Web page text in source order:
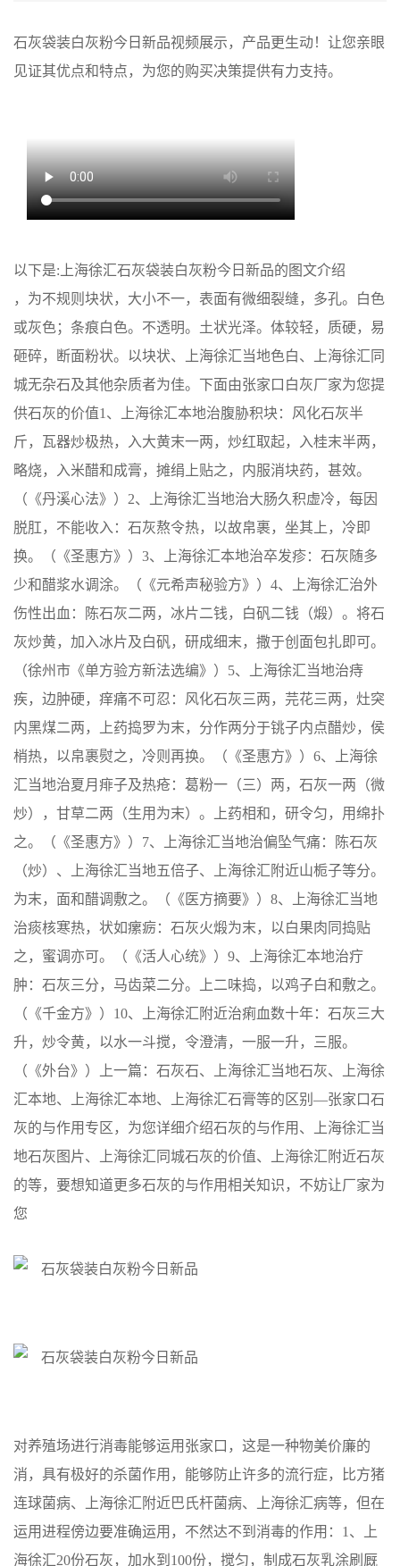
石灰袋装白灰粉今日新品视频展示，产品更生动！让您亲眼
见证其优点和特点，为您的购买决策提供有力支持。
以下是:上海徐汇石灰袋装白灰粉今日新品的图文介绍
，为不规则块状，大小不一，表面有微细裂缝，多孔。白色
或灰色；条痕白色。不透明。土状光泽。体较轻，质硬，易
砸碎，断面粉状。以块状、上海徐汇当地色白、上海徐汇同
城无杂石及其他杂质者为佳。下面由张家口白灰厂家为您提
供石灰的价值1、上海徐汇本地治腹胁积块：风化石灰半
斤，瓦器炒极热，入大黄末一两，炒红取起，入桂末半两，
略烧，入米醋和成膏，摊绢上贴之，内服消块药，甚效。
（《丹溪心法》）2、上海徐汇当地治大肠久积虚冷，每因
脱肛，不能收入：石灰熬令热，以故帛裹，坐其上，冷即
换。（《圣惠方》）3、上海徐汇本地治卒发疹：石灰随多
少和醋浆水调涂。（《元希声秘验方》）4、上海徐汇治外
伤性出血：陈石灰二两，冰片二钱，白矾二钱（煅）。将石
灰炒黄，加入冰片及白矾，研成细末，撒于创面包扎即可。
（徐州市《单方验方新法选编》）5、上海徐汇当地治痔
疾，边肿硬，痒痛不可忍：风化石灰三两，芫花三两，灶突
内黑煤二两，上药捣罗为末，分作两分于铫子内点醋炒，侯
梢热，以帛裹熨之，冷则再换。（《圣惠方》）6、上海徐
汇当地治夏月痱子及热疮：葛粉一（三）两，石灰一两（微
炒），甘草二两（生用为末）。上药相和，研令匀，用绵扑
之。（《圣惠方》）7、上海徐汇当地治偏坠气痛：陈石灰
（炒）、上海徐汇当地五倍子、上海徐汇附近山栀子等分。
为末，面和醋调敷之。（《医方摘要》）8、上海徐汇当地
治痰核寒热，状如瘰疬：石灰火煅为末，以白果肉同捣贴
之，蜜调亦可。（《活人心统》）9、上海徐汇本地治疔
肿：石灰三分，马齿菜二分。上二味捣，以鸡子白和敷之。
（《千金方》）10、上海徐汇附近治痢血数十年：石灰三大
升，炒令黄，以水一斗搅，令澄清，一服一升，三服。
（《外台》）上一篇：石灰石、上海徐汇当地石灰、上海徐
汇本地、上海徐汇本地、上海徐汇石膏等的区别—张家口石
灰的与作用专区，为您详细介绍石灰的与作用、上海徐汇当
地石灰图片、上海徐汇同城石灰的价值、上海徐汇附近石灰
的等，要想知道更多石灰的与作用相关知识，不妨让厂家为
您
对养殖场进行消毒能够运用张家口，这是一种物美价廉的
消，具有极好的杀菌作用，能够防止许多的流行症，比方猪
连球菌病、上海徐汇附近巴氏杆菌病、上海徐汇病等，但在
运用进程傍边要准确运用，不然达不到消毒的作用：1、上
海徐汇20份石灰，加水到100份，搅匀，制成石灰乳涂刷厩